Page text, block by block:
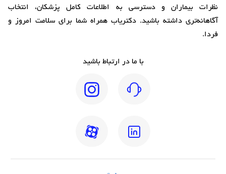
نظرات بیماران و دسترسی به اطلاعات کامل پزشکان، انتخاب
آگاهانه‌تری داشته باشید. دکتریاب همراه شما برای سلامت امروز و
فردا.
با ما در ارتباط باشید